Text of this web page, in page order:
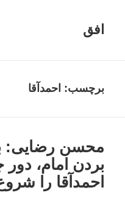
افق
برچسب: احمدآقا
محسن رضایی:
بردن امام،
احمدآقا را